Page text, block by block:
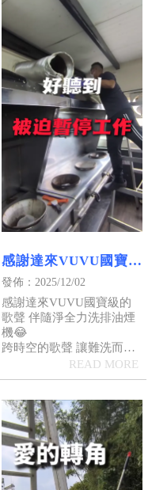
感謝達來VUVU國寶級
的歌聲｜屏東洗排油
煙機｜屏東洗抽油煙
機
發佈：2025/12/02
感謝達來VUVU國寶級的
歌聲 伴隨淨全力洗排油煙
機😂
跨時空的歌聲 讓難洗而煩
躁的心平穩下來 勢必把排
油煙機洗到發亮